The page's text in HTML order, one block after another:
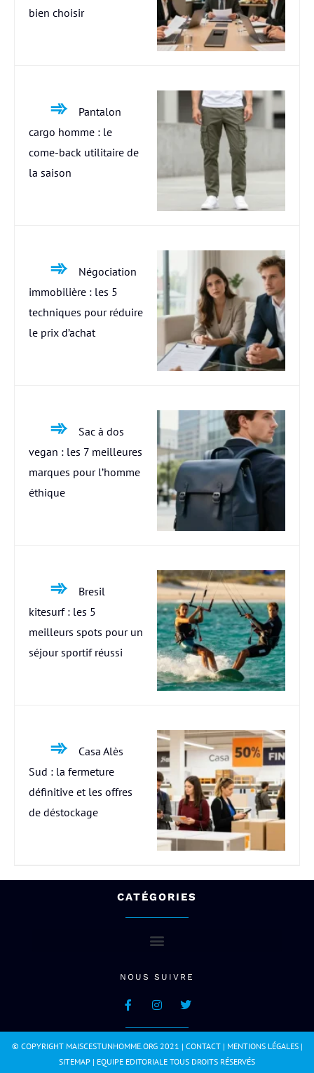
bien choisir
Pantalon
cargo homme : le
come-back utilitaire de
la saison
Négociation
immobilière : les 5
techniques pour réduire
le prix d’achat
Sac à dos
vegan : les 7 meilleures
marques pour l’homme
éthique
Bresil
kitesurf : les 5
meilleurs spots pour un
séjour sportif réussi
Casa Alès
Sud : la fermeture
définitive et les offres
de déstockage
CATÉGORIES
NOUS SUIVRE
© COPYRIGHT MAISCESTUNHOMME.ORG 2021 | CONTACT| MENTIONS LÉGALES|
SITEMAP | EQUIPE EDITORIALE TOUS DROITS RÉSERVÉS